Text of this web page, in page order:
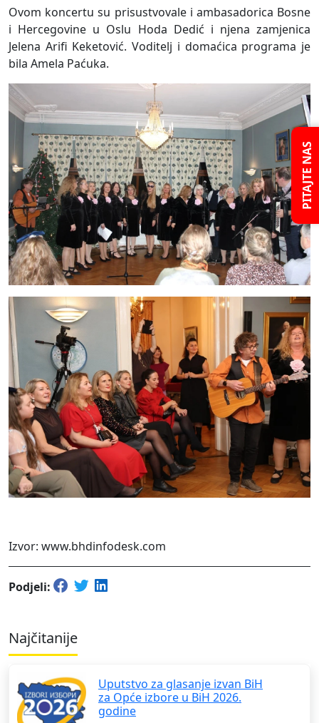
PITAJTE NAS
Ovom koncertu su prisustvovale i ambasadorica Bosne
i Hercegovine u Oslu Hoda Dedić i njena zamjenica
Jelena Arifi Keketović. Voditelj i domaćica programa je
bila Amela Paćuka.
Izvor: www.bhdinfodesk.com
Podjeli:
Najčitanije
Uputstvo za glasanje izvan BiH
za Opće izbore u BiH 2026.
godine